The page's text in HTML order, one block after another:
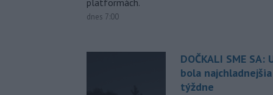
platformách.
dnes 7:00
DOČKALI SME SA:
bola
týždne